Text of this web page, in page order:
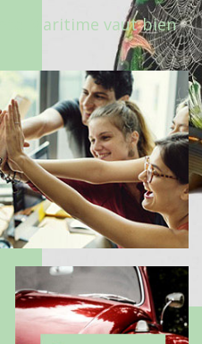
Modèle 1460 PASCAL WILD BOTANICS
Maritime vaut bien